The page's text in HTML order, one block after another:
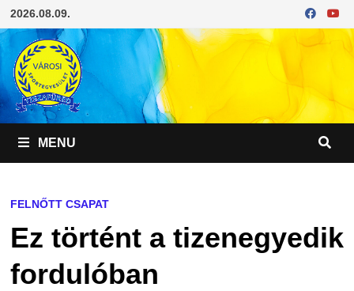
Skip
to
content
2026.08.09.
MENU
FELNŐTT CSAPAT
Ez történt a tizenegyedik
fordulóban